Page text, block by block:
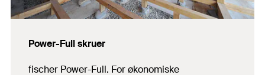
Power-Full skruer
fischer Power-Full. For økonomiske